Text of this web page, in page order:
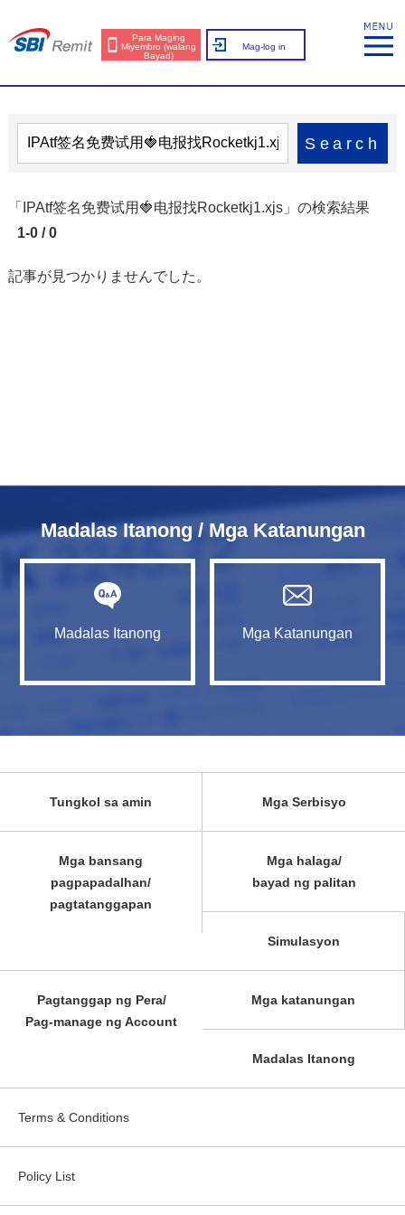
Para Maging
Miyembro (walang
Bayad)
Mag-log in
Search
「IPAtf签名免费试用🍓电报找Rocketkj1.xjs」の検索結果
1-0 / 0
記事が見つかりませんでした。
Madalas Itanong / Mga Katanungan
Madalas Itanong Mga Katanungan
Tungkol sa amin Mga Serbisyo
Mga bansang
pagpapadalhan/
pagtatanggapan
Mga halaga/
bayad ng palitan
Simulasyon
Pagtanggap ng Pera/
Pag-manage ng Account
Mga katanungan
Madalas Itanong
Terms & Conditions
Policy List